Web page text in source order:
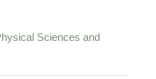
Sciences and